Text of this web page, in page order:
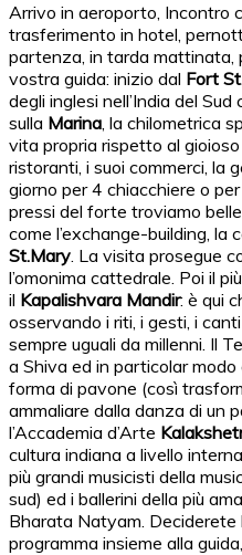
Arrivo in aeroporto, Incontro
trasferimento in hotel,
partenza, in tarda mattinata,
vostra guida: inizio dal Fort
degli inglesi nell’India del
sulla Marina, la chilometrica
vita propria rispetto al
ristoranti, i suoi commerci, la
giorno per 4 chiacchiere o
pressi del forte troviamo
come l’exchange-building, la
St.Mary. La visita prosegue
l’omonima cattedrale. Poi il
il Kapalishvara Mandir: è qui
osservando i riti, i gesti, i
sempre uguali da millenni. Il
a Shiva ed in particolar
forma di pavone (così
ammaliare dalla danza di un
l’Accademia d’Arte
cultura indiana a livello
più grandi musicisti della
sud) ed i ballerini della più
Bharata Natyam. Deciderete
programma insieme alla